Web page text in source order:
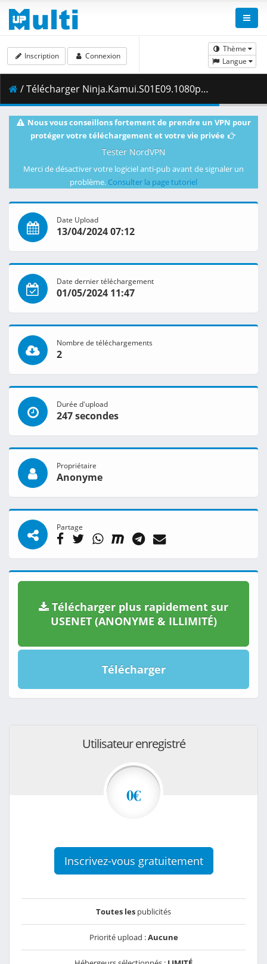
Thème
Langue
Inscription Connexion
/ Télécharger Ninja.Kamui.S01E09.1080p.AMZN.WEB-DL.DDP2.0.H.264-VARYG.mkv.001 ( 296.26 MB )
Nous vous conseillons fortement de prendre un VPN pour
protéger votre téléchargement et votre vie privée
Tester NordVPN
Merci de désactiver votre logiciel anti-pub avant de signaler un
problème. Consulter la page tutoriel
Date Upload
13/04/2024 07:12
Date dernier téléchargement
01/05/2024 11:47
Nombre de téléchargements
2
Durée d'upload
247 secondes
Propriétaire
Anonyme
Partage
Télécharger plus rapidement sur
USENET (ANONYME & ILLIMITÉ)
Télécharger
Utilisateur enregistré
0€
Inscrivez-vous gratuitement
Toutes les publicités
Priorité upload :Aucune